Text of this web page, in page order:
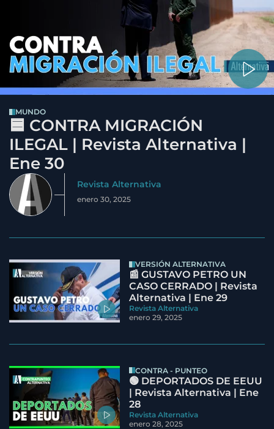
MUNDO
🟦 CONTRA MIGRACIÓN
ILEGAL | Revista Alternativa |
Ene 30
Revista Alternativa
enero 30, 2025
VERSIÓN ALTERNATIVA
📰 GUSTAVO PETRO UN
CASO CERRADO | Revista
Alternativa | Ene 29
Revista Alternativa
enero 29, 2025
CONTRA - PUNTEO
🟢 DEPORTADOS DE EEUU
| Revista Alternativa | Ene
28
Revista Alternativa
enero 28, 2025